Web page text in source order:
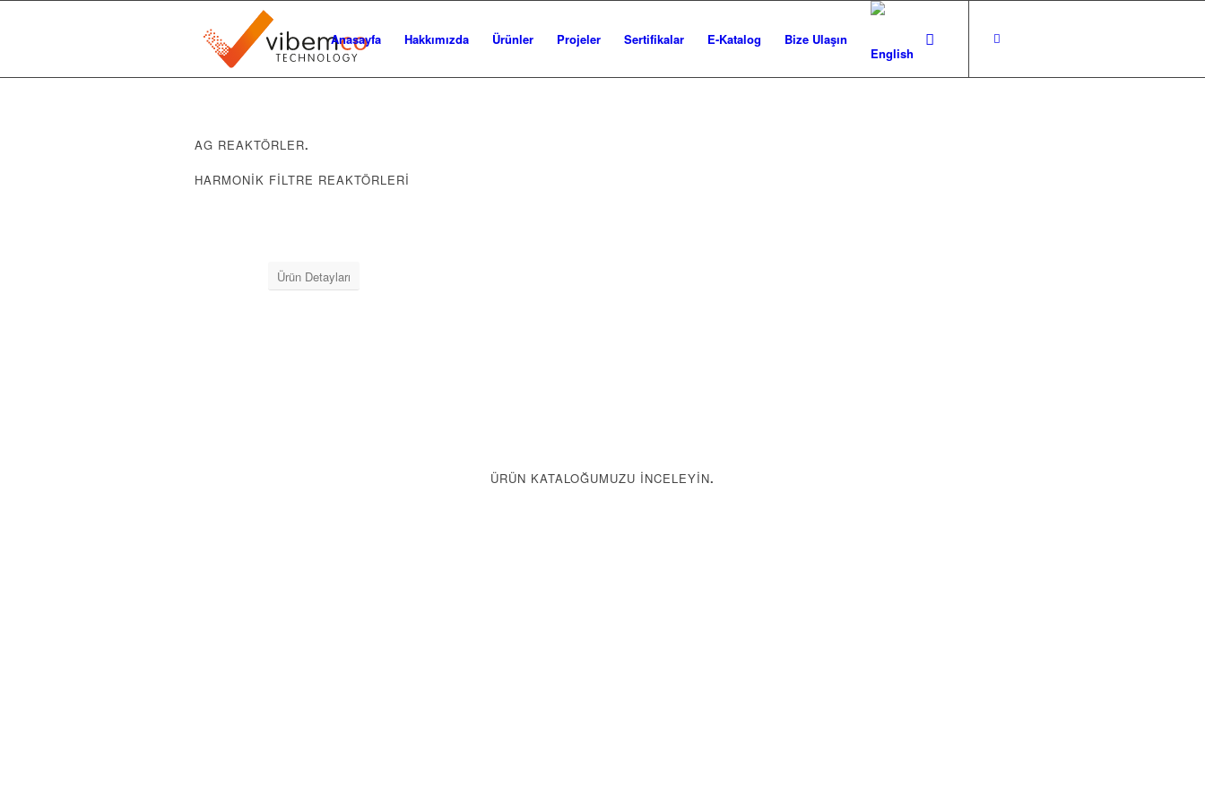
Anasayfa Hakkımızda Ürünler Projeler Sertifikalar E-Katalog Bize Ulaşın
AG REAKTÖRLER.
HARMONİK FİLTRE REAKTÖRLERİ
Ürün Detayları
ÜRÜN KATALOĞUMUZU İNCELEYIN.